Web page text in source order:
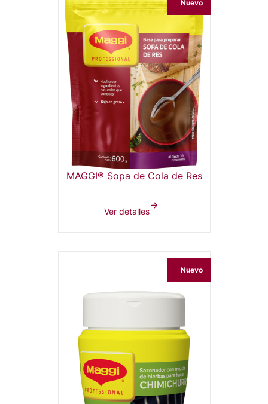
Nuevo
MAGGI® Sopa de Cola de Res
Ver detalles
Nuevo